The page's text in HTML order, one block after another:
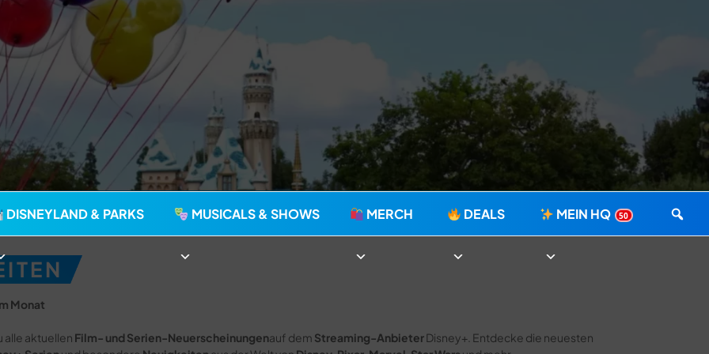
seit 2006
DISNEYLAND & PARKS MUSICALS & SHOWS MERCH DEALS MEIN HQ 50
Monat
alle aktuellen Film- und Serien-Neuerscheinungenauf dem Streaming-AnbieterDisney+. Entdecke die neuesten